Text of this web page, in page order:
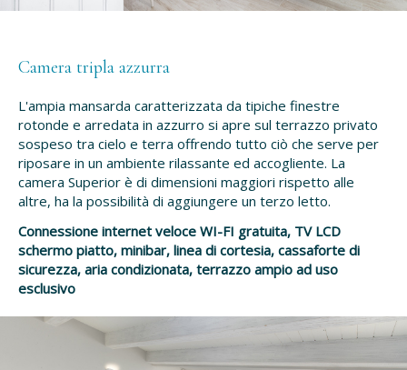
Camera tripla azzurra
L'ampia mansarda caratterizzata da tipiche finestre
rotonde e arredata in azzurro si apre sul terrazzo privato
sospeso tra cielo e terra offrendo tutto ciò che serve per
riposare in un ambiente rilassante ed accogliente. La
camera Superior è di dimensioni maggiori rispetto alle
altre, ha la possibilità di aggiungere un terzo letto.
Connessione internet veloce WI-FI gratuita, TV LCD
schermo piatto, minibar, linea di cortesia, cassaforte di
sicurezza, aria condizionata, terrazzo ampio ad uso
esclusivo